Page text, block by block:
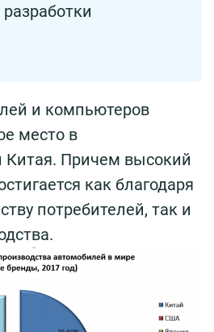
и компьютеров
место в
Причем высокий
как благодаря
потребителей, так и